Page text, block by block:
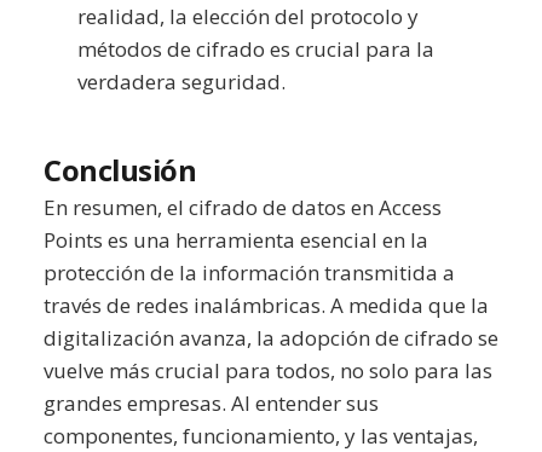
realidad, la elección del protocolo y
métodos de cifrado es crucial para la
verdadera seguridad.
Conclusión
En resumen, el cifrado de datos en Access
Points es una herramienta esencial en la
protección de la información transmitida a
través de redes inalámbricas. A medida que la
digitalización avanza, la adopción de cifrado se
vuelve más crucial para todos, no solo para las
grandes empresas. Al entender sus
componentes, funcionamiento, y las ventajas,